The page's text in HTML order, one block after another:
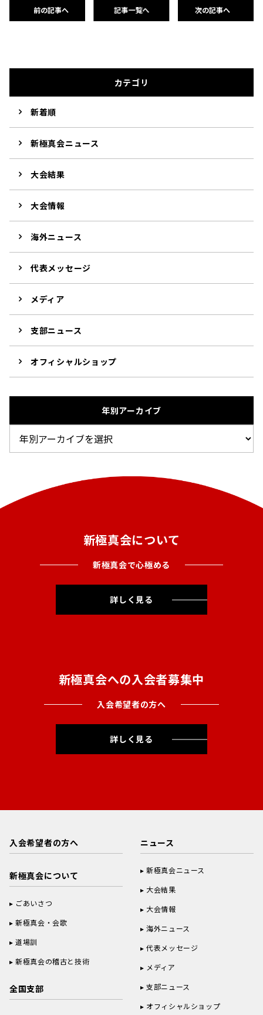
前の記事へ 記事一覧へ 次の記事へ
カテゴリ
新着順
新極真会ニュース
大会結果
大会情報
海外ニュース
代表メッセージ
メディア
支部ニュース
オフィシャルショップ
年別アーカイブ
新極真会について
新極真会で心極める
詳しく見る
新極真会への入会者募集中
入会希望者の方へ
詳しく見る
入会希望者の方へ
新極真会について
ごあいさつ
新極真会・会歌
道場訓
新極真会の稽古と技術
全国支部
ニュース
新極真会ニュース
大会結果
大会情報
海外ニュース
代表メッセージ
メディア
支部ニュース
オフィシャルショップ